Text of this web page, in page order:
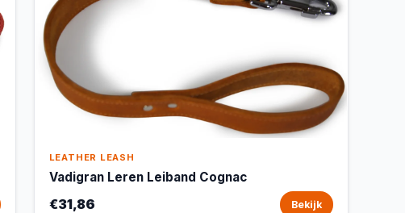
LEATHER LEASH
Vadigran Leren Leiband Cognac
€31,86 Bekijk